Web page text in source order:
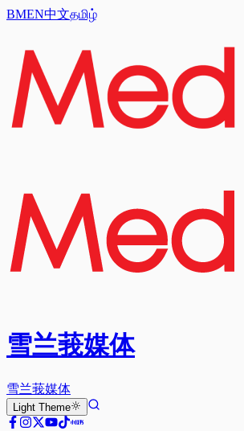
BMEN中文தமிழ்
雪兰莪媒体
雪兰莪媒体
Light Theme